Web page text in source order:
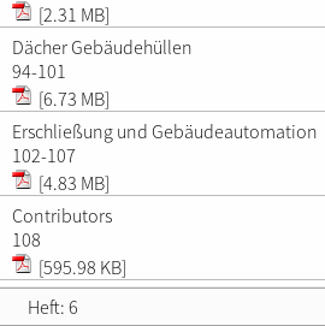
[2.31 MB]
Dächer Gebäudehüllen
94-101
[6.73 MB]
Erschließung und Gebäudeautomation
102-107
[4.83 MB]
Contributors
108
[595.98 KB]
Heft: 6